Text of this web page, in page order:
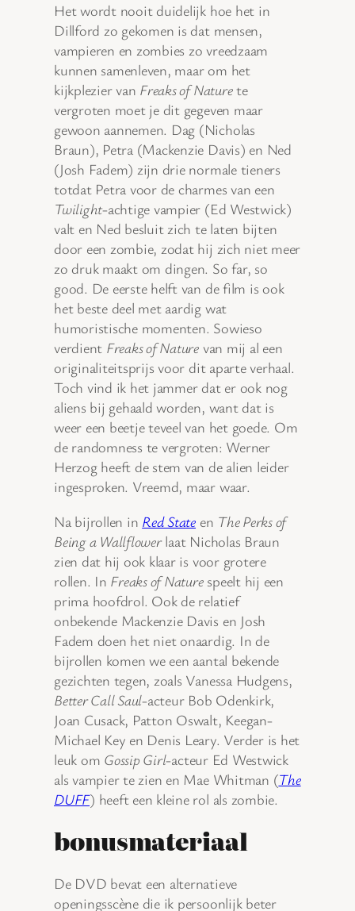
Het wordt nooit duidelijk hoe het in
Dillford zo gekomen is dat mensen,
vampieren en zombies zo vreedzaam
kunnen samenleven, maar om het
kijkplezier van Freaks of Naturete
vergroten moet je dit gegeven maar
gewoon aannemen. Dag (Nicholas
Braun), Petra (Mackenzie Davis) en Ned
(Josh Fadem) zijn drie normale tieners
totdat Petra voor de charmes van een
Twilight-achtige vampier (Ed Westwick)
valt en Ned besluit zich te laten bijten
door een zombie, zodat hij zich niet meer
zo druk maakt om dingen. So far, so
good. De eerste helft van de film is ook
het beste deel met aardig wat
humoristische momenten. Sowieso
verdient Freaks of Nature van mij al een
originaliteitsprijs voor dit aparte verhaal.
Toch vind ik het jammer dat er ook nog
aliens bij gehaald worden, want dat is
weer een beetje teveel van het goede. Om
de randomness te vergroten: Werner
Herzog heeft de stem van de alien leider
ingesproken. Vreemd, maar waar.
Na bijrollen in Red State en The Perks of
Being a Wallflowerlaat Nicholas Braun
zien dat hij ook klaar is voor grotere
rollen. In Freaks of Naturespeelt hij een
prima hoofdrol. Ook de relatief
onbekende Mackenzie Davis en Josh
Fadem doen het niet onaardig. In de
bijrollen komen we een aantal bekende
gezichten tegen, zoals Vanessa Hudgens,
Better Call Saul-acteur Bob Odenkirk,
Joan Cusack, Patton Oswalt, Keegan-
Michael Key en Denis Leary. Verder is het
leuk om Gossip Girl-acteur Ed Westwick
als vampier te zien en Mae Whitman (The
DUFF) heeft een kleine rol als zombie.
bonusmateriaal
De DVD bevat een alternatieve
openingsscène die ik persoonlijk beter